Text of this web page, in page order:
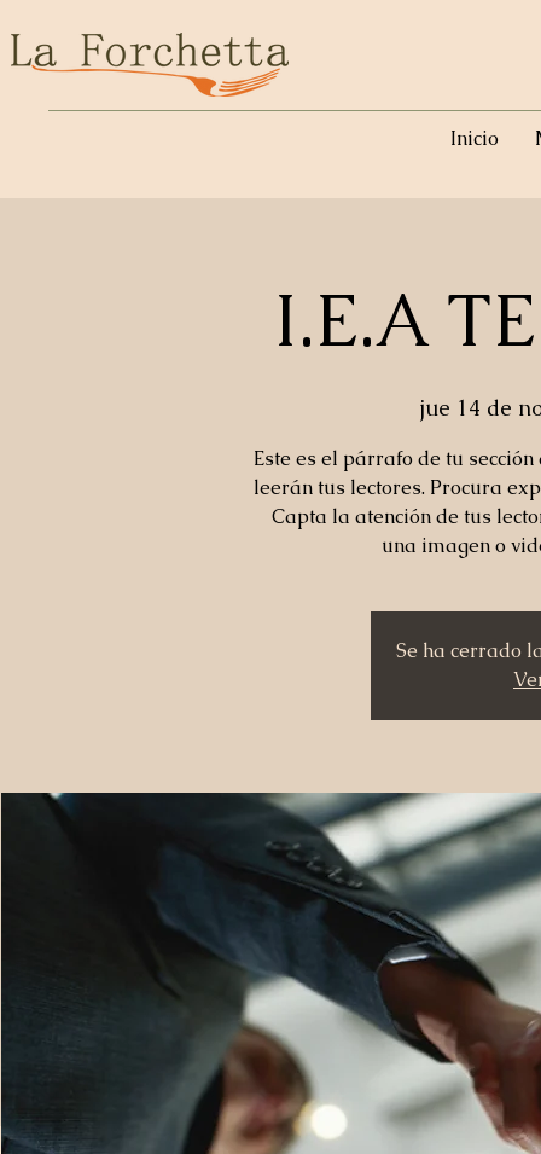
Inicio
I.E.A
jue 14 de
Este es el párrafo de tu
leerán tus lectores. Procura
Capta la atención de tus
una imagen o
Se ha cerrado